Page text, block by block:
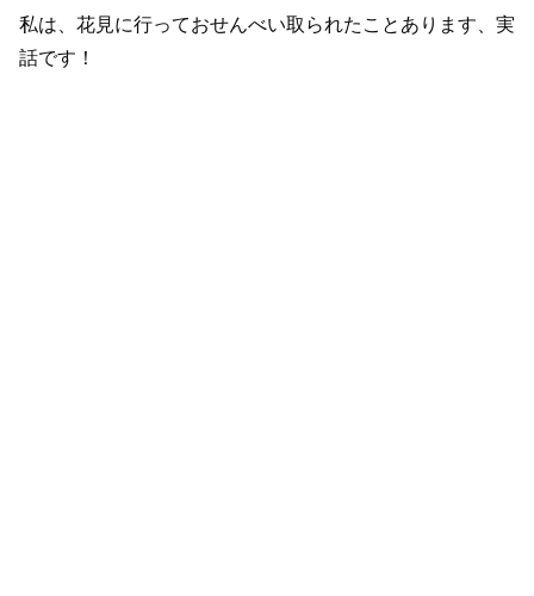
私は、花見に行っておせんべい取られたことあります、実
話です！